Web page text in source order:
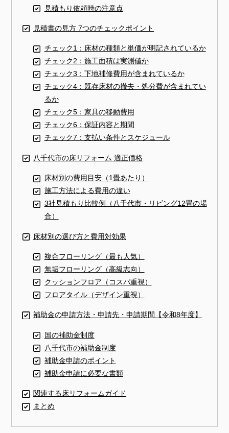
見積もり依頼時の注意点
見積書の見方 7つのチェックポイント
チェック1：床材の種類と単価が明記されているか
チェック2：施工面積は実測値か
チェック3：下地補修費用が含まれているか
チェック4：既存床材の撤去・処分費が含まれてい
るか
チェック5：家具の移動費用
チェック6：保証内容と期間
チェック7：支払い条件とスケジュール
八千代市の床リフォーム 適正価格
床材別の費用目安（1畳あたり）
施工方法による費用の違い
3社見積もり比較例（八千代市・リビング12畳の場
合）
床材別の選び方と費用対効果
複合フローリング（最も人気）
無垢フローリング（高級志向）
クッションフロア（コスパ重視）
フロアタイル（デザイン重視）
補助金の申請方法・申請先・申請期間【令和8年度】
国の補助金制度
八千代市の補助金制度
補助金申請のポイント
補助金申請に必要な書類
関連する床リフォームガイド
まとめ